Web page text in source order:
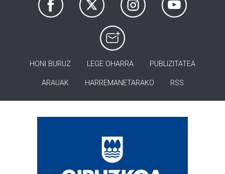
HONI BURUZ LEGE OHARRA PUBLIZITATEA
ARAUAK HARREMANETARAKO RSS